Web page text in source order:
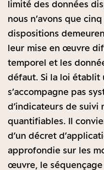
limité des données
nous n’avons que
dispositions
leur mise en œuvre
temporel et les
défaut. Si la loi établit
s’accompagne pas
d’indicateurs de suivi
quantifiables. Il
d’un décret
approfondie sur les
œuvre, le